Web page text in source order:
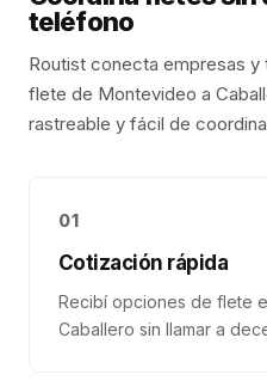
teléfono
Routist conecta empresas y
flete de Montevideo a
rastreable y fácil de
01
Cotización rápida
Recibí opciones de flete
Caballero sin llamar a